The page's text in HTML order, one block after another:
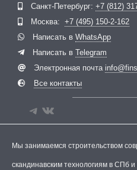
Санкт-Петербург: +7 (812)
Москва: +7 (495) 150-2-162
Написать в WhatsApp
Написать в Telegram
Электронная почта
Все контакты
Мы занимаемся строительством
скандинавским технологиям в СПб